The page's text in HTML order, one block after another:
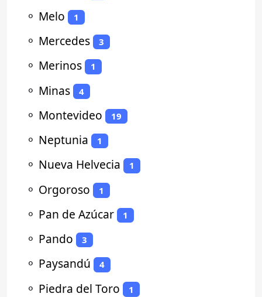
⚬ Melo 1
⚬ Mercedes 3
⚬ Merinos 1
⚬ Minas 4
⚬ Montevideo 19
⚬ Neptunia 1
⚬ Nueva Helvecia 1
⚬ Orgoroso 1
⚬ Pan de Azúcar 1
⚬ Pando 3
⚬ Paysandú 4
⚬ Piedra del Toro 1